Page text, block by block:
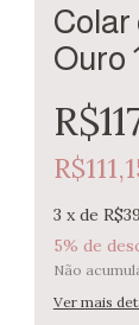
Colar
Ouro
3 x de
5% de
Não
Ver mais